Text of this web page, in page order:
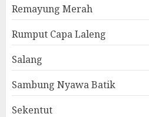
Remayung Merah
Rumput Capa Laleng
Salang
Sambung Nyawa Batik
Sekentut